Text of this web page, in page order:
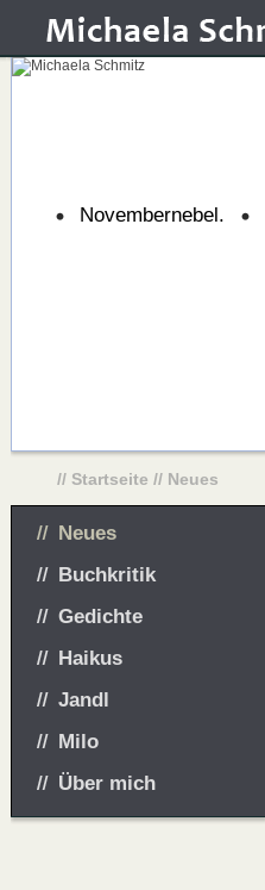
Novembernebel.
// Startseite // Neues
Neues
Buchkritik
Gedichte
Haikus
Jandl
Milo
Über mich